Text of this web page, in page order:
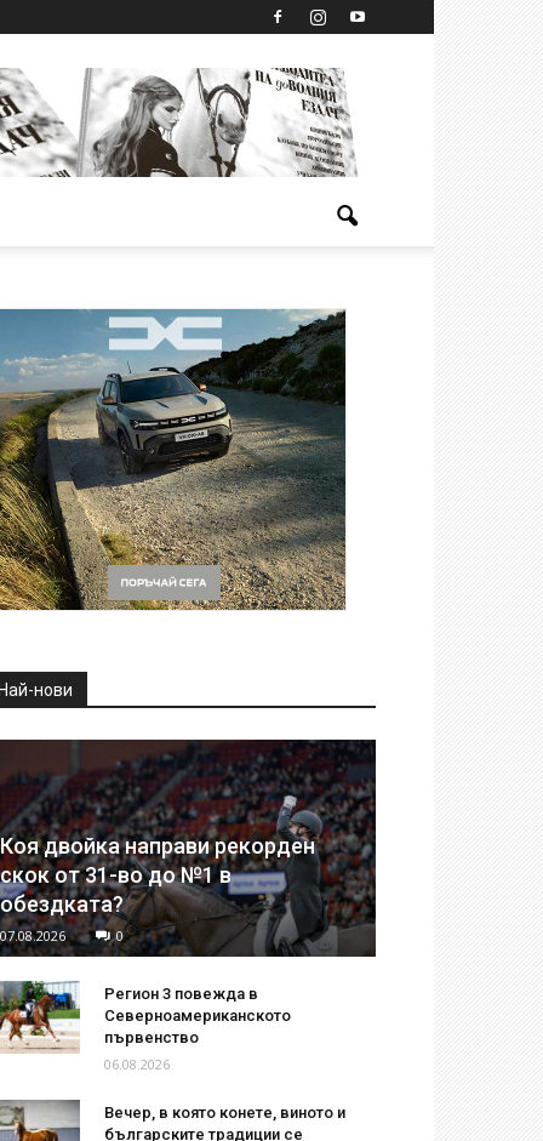
нови
Коя двойка направи рекорден
скок от 31-во до №1 в
обездката?
07.08.2026 0
Регион 3 повежда в
Северноамериканското
първенство
06.08.2026
Вечер, в която конете, виното и
българските традиции се